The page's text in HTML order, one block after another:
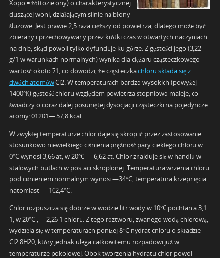
Xopo = żółtozielony) o charakterystycznej
duszącej woni, działającym silnie na błony
śluzowe. Jest prawie 2,5 raza cięższy od powietrza, dlatego może być
zbierany i przechowywany przez krótki czas w otwartych naczyniach
na dnie, skąd powoli tylko dyfunduje ku górze. Z gęstości jego (3,22
g/1 w warunkach normalnych) wynika dla ciężaru cząsteczkowego
wartość około 71, co dowodzi, że cząsteczkachloru składa się z
dwóch atomówCl2. W temperaturach bardzo wysokich (powyżej
1400°K) gęstość chloru względem powietrza stopniowo maleje, co
świadczy o coraz dalej posuniętej dysocjacji cząsteczki na pojedyncze
atomy: 01201— 57,8 kcal.
W zwykłej temperaturze chlor daje się skroplić przez zastosowanie
stosunkowo niewielkiego ciśnienia prężność pary ciekłego chloru w
0°C wynosi 3,66 at, w 20°C — 6,62 at. Chlor znajduje się w handlu w
stalowych butlach w postaci skroplonej. Temperatura wrzenia chloru
pod ciśnieniem normalnym wynosi —34°C, temperatura krzepnięcia
natomiast — 102,4°C.
Chlor rozpuszcza się dobrze w wodzie litr wody w 10°C pochłania 3,1
1, w 20°C ,— 2,26 1 chloru. Z tego roztworu, zwanego wodą chlorową,
wydziela się w temperaturach poniżej 8°C hydrat chloru o składzie
Cl2 8H20, który jednak ulega całkowitemu rozpadowi już w
temperaturze pokojowej. Obok tworzenia hydratu chlor powoli